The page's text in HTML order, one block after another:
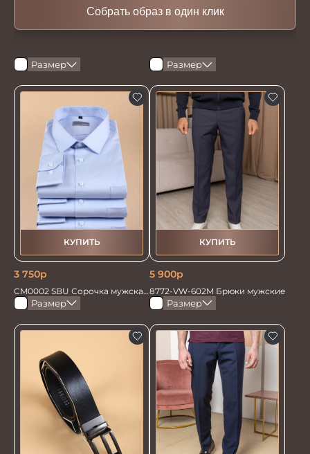
Собрать образ в один клик
Размер
КУПИТЬ
3 750р
CM0002 SBU Сорочка мужская
голубая
Размер
КУПИТЬ
5 900р
8772-VW-602M Брюки мужские
Размер Размер